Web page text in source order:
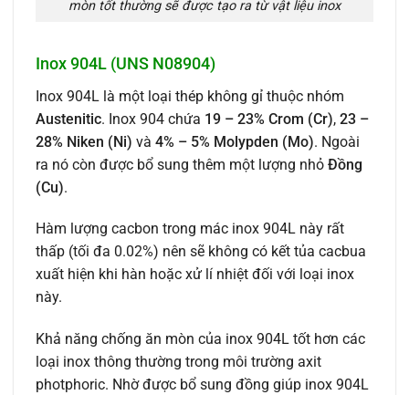
mòn tốt thường sẽ được tạo ra từ vật liệu inox
Inox 904L (UNS N08904)
Inox 904L là một loại thép không gỉ thuộc nhóm
Austenitic. Inox 904 chứa 19 – 23% Crom (Cr), 23 –
28% Niken (Ni) và 4% – 5% Molypden (Mo). Ngoài
ra nó còn được bổ sung thêm một lượng nhỏ Đồng
(Cu).
Hàm lượng cacbon trong mác inox 904L này rất
thấp (tối đa 0.02%) nên sẽ không có kết tủa cacbua
xuất hiện khi hàn hoặc xử lí nhiệt đối với loại inox
này.
Khả năng chống ăn mòn của inox 904L tốt hơn các
loại inox thông thường trong môi trường axit
photphoric. Nhờ được bổ sung đồng giúp inox 904L